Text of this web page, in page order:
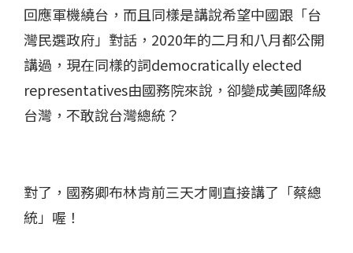
回應軍機繞台，​而且同樣是講說希望中國跟「台
灣民選政府」對話​，2020年的二月和八月都公開
講過，現在同樣的詞democratically elected
representatives由國務院來說，卻變成美國降級
台灣，不敢說台灣總統？​
對了，國務卿布林肯前三天才剛直接講了「蔡總
統」喔​！